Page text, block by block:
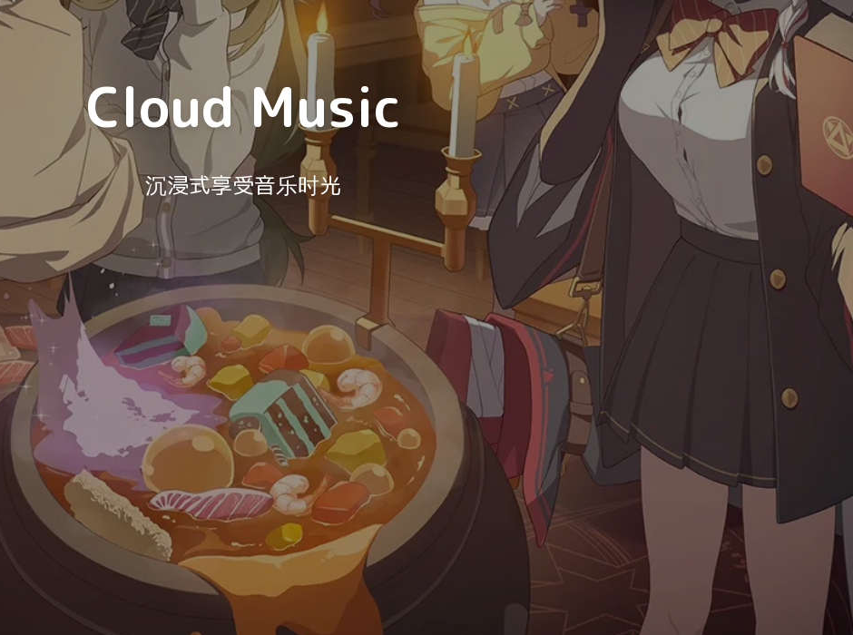
Cloud Music
沉浸式享受音乐时光
Autumn
Business
Acid
Lemonade
Night
Coffee
Winter